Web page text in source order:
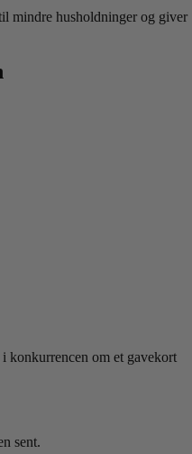
mindre husholdninger og giver
konkurrencen om et gavekort
sent.